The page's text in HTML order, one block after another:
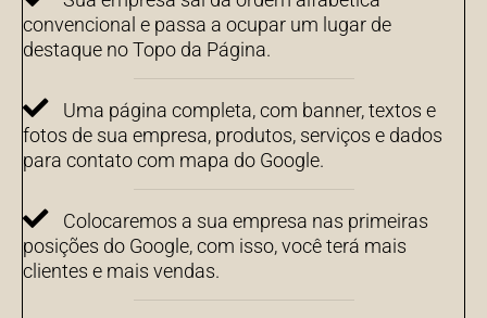
convencional e passa a ocupar um lugar de
destaque no Topo da Página.
Uma página completa, com banner, textos e
fotos de sua empresa, produtos, serviços e dados
para contato com mapa do Google.
Colocaremos a sua empresa nas primeiras
posições do Google, com isso, você terá mais
clientes e mais vendas.